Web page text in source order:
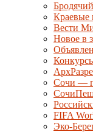
Краевые
Вести
Новое в
Сочи —
FIFA
Эко-